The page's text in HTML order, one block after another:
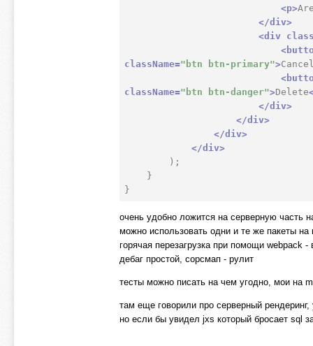
<p>
</div>
<div
<
className="btn btn-primary">
<
className="btn btn-danger">Delete
</div>
</div>
</div>
</div>
очень удобно ложится на серверную часть
можно использовать одни и те же пакеты на
горячая перезагрузка при помощи webpack -
дебаг простой, сорсмап - рулит
тесты можно писать на чем угодно, мои на
там еще говорили про серверный рендеринг,
но если бы увидел jxs который бросает sql